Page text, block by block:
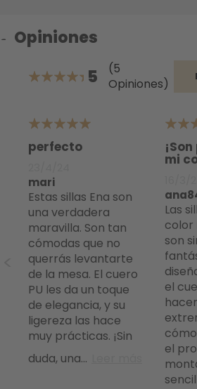
Opiniones
5
(5
Opiniones)
perfecto
mari
Estas sillas Ena son
una verdadera
maravilla. Son tan
cómodas que no
querrás levantarte
de la mesa. El cuero
PU les da un toque
de elegancia, y su
ligereza las hace
muy prácticas. ¡Sin
duda, una...
mi
Las sillas Ena en
color
son
el
el